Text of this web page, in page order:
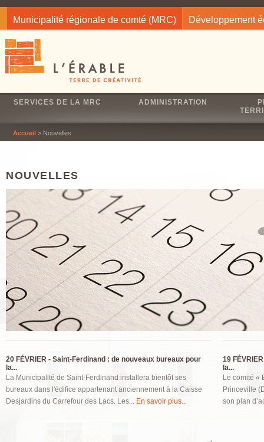
Municipalité régionale de comté (MRC) Développement
SERVICES DE LA MRC ADMINISTRATION
Accueil > Nouvelles
NOUVELLES
20 FÉVRIER - Saint-Ferdinand : de nouveaux bureaux pour
la...
La Municipalité de Saint-Ferdinand installera bientôt ses
bureaux dans l'édifice appartenant anciennement à la Caisse
Desjardins du Carrefour des Lacs. Les... En savoir plus...
19
la...
Le comité «
Princeville
son plan
Pages